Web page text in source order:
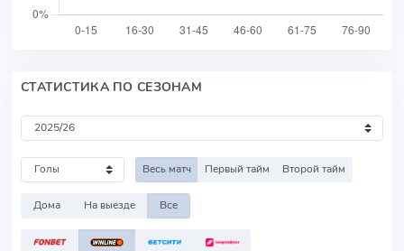
СТАТИСТИКА ПО СЕЗОНАМ
Весь матч Первый тайм Второй тайм
Дома На выезде Все